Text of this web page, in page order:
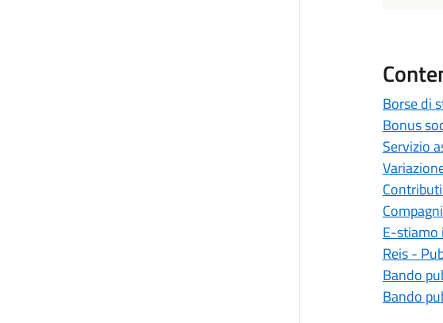
Borse di
Bonus
Servizio
E-stiamo
Reis -
Bando
Bando